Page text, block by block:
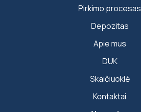
Pirkimo procesas
Depozitas
Apie mus
DUK
Skaičiuoklė
Kontaktai